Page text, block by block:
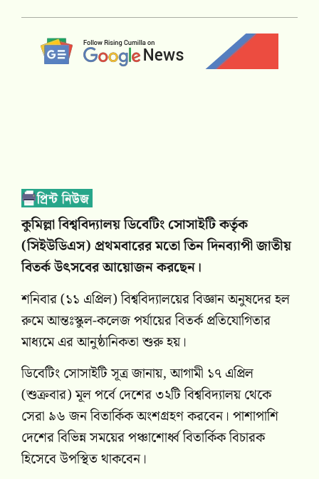
কুমিল্লা বিশ্ববিদ্যালয় ডিবেটিং সোসাইটি কর্তৃক
(সিইউডিএস) প্রথমবারের মতো তিন দিনব্যাপী জাতীয়
বিতর্ক উৎসবের আয়োজন করছেন।
শনিবার (১১ এপ্রিল) বিশ্ববিদ্যালয়ের বিজ্ঞান অনুষদের হল
রুমে আন্তঃস্কুল-কলেজ পর্যায়ের বিতর্ক প্রতিযোগিতার
মাধ্যমে এর আনুষ্ঠানিকতা শুরু হয়।
ডিবেটিং সোসাইটি সূত্র জানায়, আগামী ১৭ এপ্রিল
(শুক্রবার) মূল পর্বে দেশের ৩২টি বিশ্ববিদ্যালয় থেকে
সেরা ৯৬ জন বিতার্কিক অংশগ্রহণ করবেন। পাশাপাশি
দেশের বিভিন্ন সময়ের পঞ্চাশোর্ধ্ব বিতার্কিক বিচারক
হিসেবে উপস্থিত থাকবেন।